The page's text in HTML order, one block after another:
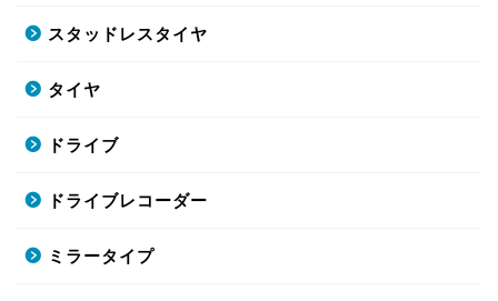
スタッドレスタイヤ
タイヤ
ドライブ
ドライブレコーダー
ミラータイプ